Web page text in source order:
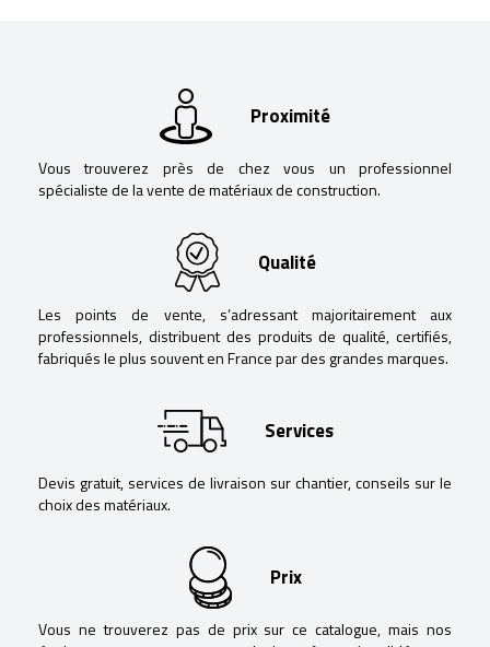
Proximité
Vous trouverez près de chez vous un professionnel
spécialiste de la vente de matériaux de construction.
Qualité
Les points de vente, s’adressant majoritairement aux
professionnels, distribuent des produits de qualité, certifiés,
fabriqués le plus souvent en France par des grandes marques.
Services
Devis gratuit, services de livraison sur chantier, conseils sur le
choix des matériaux.
Prix
Vous ne trouverez pas de prix sur ce catalogue, mais nos